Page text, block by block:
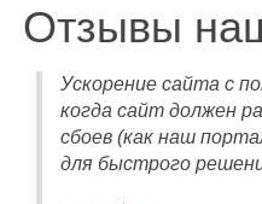
Отзывы
Ускорение сайта с
когда сайт должен
сбоев (как наш
для быстрого